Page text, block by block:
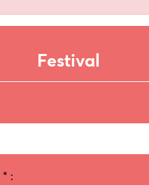
Festival
* :